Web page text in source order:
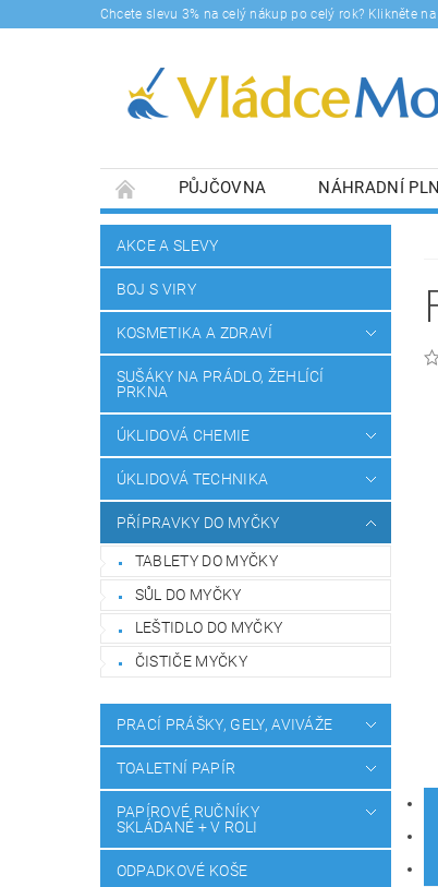
Chcete slevu 3% na celý nákup po celý rok? Klikněte
PŮJČOVNA NÁHRADNÍ
DOPRAVY A PLATBA
BLOG
AKCE A SLEVY
BOJ S VIRY
KOSMETIKA A ZDRAVÍ
SUŠÁKY NA PRÁDLO, ŽEHLÍCÍ
PRKNA
ÚKLIDOVÁ CHEMIE
ÚKLIDOVÁ TECHNIKA
PŘÍPRAVKY DO MYČKY
TABLETY DO MYČKY
SŮL DO MYČKY
LEŠTIDLO DO MYČKY
ČISTIČE MYČKY
PRACÍ PRÁŠKY, GELY, AVIVÁŽE
TOALETNÍ PAPÍR
PAPÍROVÉ RUČNÍKY
SKLÁDANÉ + V ROLI
ODPADKOVÉ KOŠE